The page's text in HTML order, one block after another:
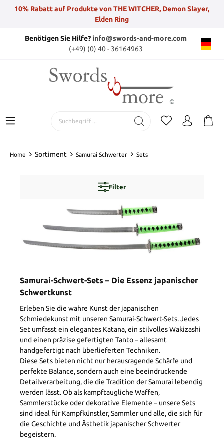
10% Rabatt auf Produkte von THE WITCHER, Demon Slayer,
Elden Ring
Benötigen Sie Hilfe?info@swords-and-more.com
(+49) (0) 40 - 36164963
Home Sortiment Samurai Schwerter Sets
Filter
Samurai-Schwert-Sets – Die Essenz japanischer
Schwertkunst
Erleben Sie die wahre Kunst der japanischen
Schmiedekunst mit unseren Samurai-Schwert-Sets. Jedes
Set umfasst ein elegantes Katana, ein stilvolles Wakizashi
und einen präzise gefertigten Tanto – allesamt
handgefertigt nach überlieferten Techniken.
Diese Sets bieten nicht nur herausragende Schärfe und
perfekte Balance, sondern auch eine beeindruckende
Detailverarbeitung, die die Tradition der Samurai lebendig
werden lässt. Ob als kampftaugliche Waffen,
Sammlerstücke oder dekorative Elemente – unsere Sets
sind ideal für Kampfkünstler, Sammler und alle, die sich für
die Geschichte und Ästhetik japanischer Schwerter
begeistern.